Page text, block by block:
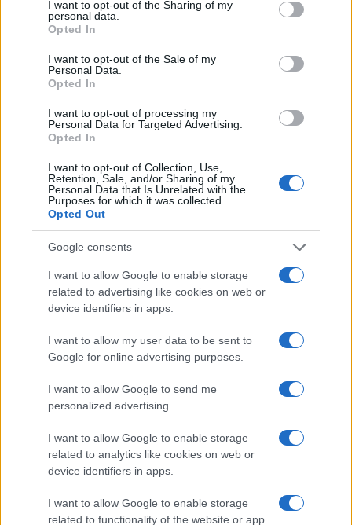
not limited to your visit or usage behaviour. You may click to
grant or deny consent to Google and its third-party tags to
use your data for below specified purposes in below Google
consent section.
I want to opt-out of the Sharing of my
personal data.
Opted In
I want to opt-out of the Sale of my
Personal Data.
Opted In
I want to opt-out of processing my
Personal Data for Targeted Advertising.
Opted In
I want to opt-out of Collection, Use,
Retention, Sale, and/or Sharing of my
Personal Data that Is Unrelated with the
Purposes for which it was collected.
Opted Out
Google consents
I want to allow Google to enable storage
related to advertising like cookies on web or
device identifiers in apps.
I want to allow my user data to be sent to
Google for online advertising purposes.
I want to allow Google to send me
personalized advertising.
I want to allow Google to enable storage
related to analytics like cookies on web or
device identifiers in apps.
I want to allow Google to enable storage
related to functionality of the website or app.
NECROLOGIE
Mario Malu
Paolo Pinna
Martina Agostina Diturco
I nostri cari